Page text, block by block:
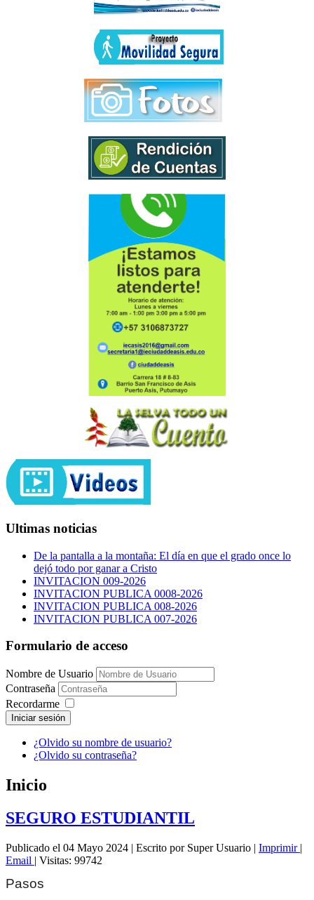
Ultimas noticias
De la pantalla a la montaña: El día en que el grado once lo
dejó todo por ganar a Cristo
INVITACION 009-2026
INVITACION PUBLICA 0008-2026
INVITACION PUBLICA 008-2026
INVITACION PUBLICA 007-2026
Formulario de acceso
Nombre de Usuario
Contraseña
Recordarme
Iniciar sesión
¿Olvido su nombre de usuario?
¿Olvido su contraseña?
Inicio
SEGURO ESTUDIANTIL
Publicado el 04 Mayo 2024 | Escrito por Super Usuario | Imprimir |
Email | Visitas: 99742
Pasos